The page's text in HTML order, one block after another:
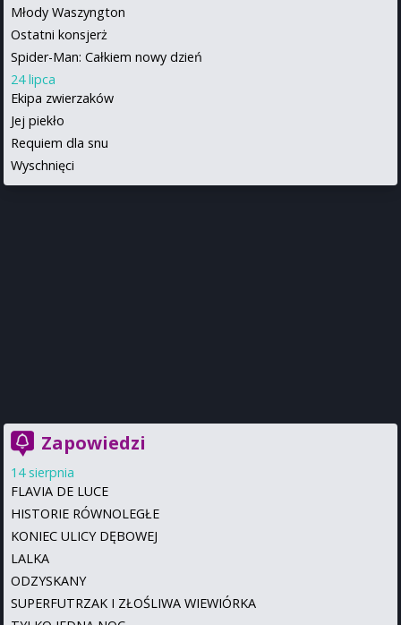
Młody Waszyngton
Ostatni konsjerż
Spider-Man: Całkiem nowy dzień
24 lipca
Ekipa zwierzaków
Jej piekło
Requiem dla snu
Wyschnięci
Zapowiedzi
14 sierpnia
FLAVIA DE LUCE
HISTORIE RÓWNOLEGŁE
KONIEC ULICY DĘBOWEJ
LALKA
ODZYSKANY
SUPERFUTRZAK I ZŁOŚLIWA WIEWIÓRKA